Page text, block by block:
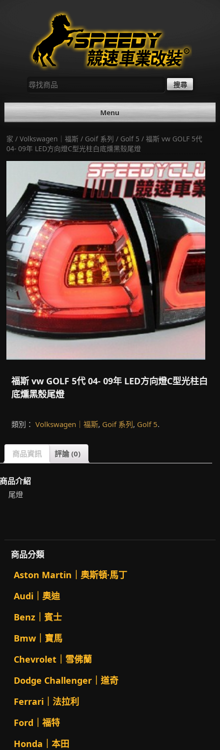
尋
找：
Menu
家 / Volkswagen｜福斯/ Goif 系列 / Golf 5 / 福斯 vw GOLF 5代
04- 09年 LED方向燈C型光柱白底燻黑殼尾燈
福斯 vw GOLF 5代 04- 09年 LED方向燈C型光柱白
底燻黑殼尾燈
類別： Volkswagen｜福斯, Goif 系列, Golf 5.
商品資訊 評論 (0)
品介紹
尾燈
商品分類
Aston Martin｜奧斯頓·馬丁
Audi｜奧迪
Benz｜賓士
Bmw｜寶馬
Chevrolet｜雪佛蘭
Dodge Challenger｜道奇
Ferrari｜法拉利
Ford｜福特
Honda｜本田